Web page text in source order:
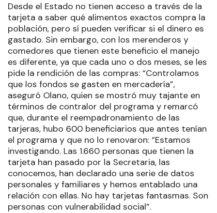
Desde el Estado no tienen acceso a través de la
tarjeta a saber qué alimentos exactos compra la
población, pero sí pueden verificar si el dinero es
gastado. Sin embargo, con los merenderos y
comedores que tienen este beneficio el manejo
es diferente, ya que cada uno o dos meses, se les
pide la rendición de las compras: “Controlamos
que los fondos se gasten en mercadería”,
aseguró Olano, quien se mostró muy tajante en
términos de contralor del programa y remarcó
que, durante el reempadronamiento de las
tarjeras, hubo 600 beneficiarios que antes tenían
el programa y que no lo renovaron: “Estamos
investigando. Las 1.660 personas que tienen la
tarjeta han pasado por la Secretaria, las
conocemos, han declarado una serie de datos
personales y familiares y hemos entablado una
relación con ellas. No hay tarjetas fantasmas. Son
personas con vulnerabilidad social”.